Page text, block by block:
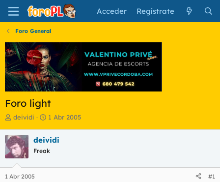
Acceder Regístrate
Foro General
Foro light
I
i
c
i
a
d
o
deividi
F
h
a
e
1 Abr 2005
deividi
Freak
1 Abr 2005 #1